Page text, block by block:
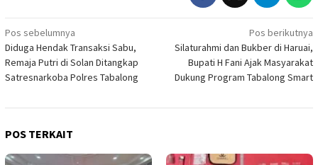
Navigasi
pos
Pos sebelumnya
Diduga Hendak Transaksi Sabu,
Remaja Putri di Solan Ditangkap
Satresnarkoba Polres Tabalong
Pos berikutnya
Silaturahmi dan Bukber di Haruai,
Bupati H Fani Ajak Masyarakat
Dukung Program Tabalong Smart
POS TERKAIT